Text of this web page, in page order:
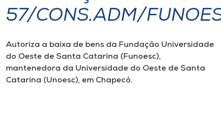
I.nova
Diplomados
Cultura
57/CONS.ADM/
Autoriza a baixa de bens da Fundação Universidade
do Oeste de Santa Catarina (Funoesc),
mantenedora da Universidade do Oeste de Santa
Catarina (Unoesc), em Chapecó.